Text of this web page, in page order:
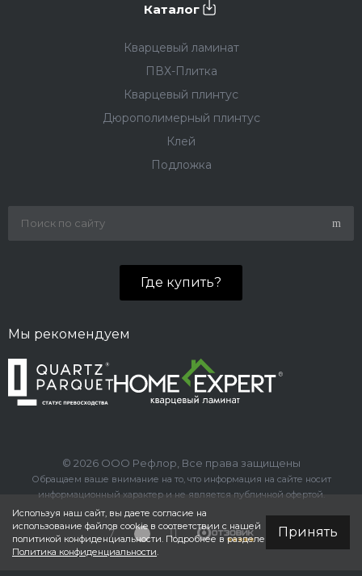
Каталог
Кварцевый ламинат
ПВХ-Плитка
Кварцевый плинтус
Дюрополимерный плинтус
Клей
Подложка
Где купить?
Мы рекомендуем
© 2026 ООО Рефлор, Все права защищены
Обращаем ваше внимание на то, что информация на сайте носит
информационный характер и не является публичной офертой.
Используя наш сайт, вы даете согласие на
использование файлов cookie в соответствии с нашей
политикой конфиденциальности. Подробнее в разделе
Политика конфиденциальности.
Принять